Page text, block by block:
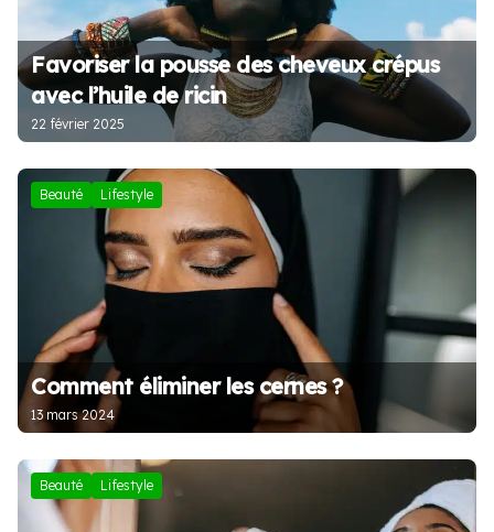
Favoriser la pousse des cheveux crépus
avec l’huile de ricin
22 février 2025
Beauté Lifestyle
Comment éliminer les cernes ?
13 mars 2024
Beauté Lifestyle